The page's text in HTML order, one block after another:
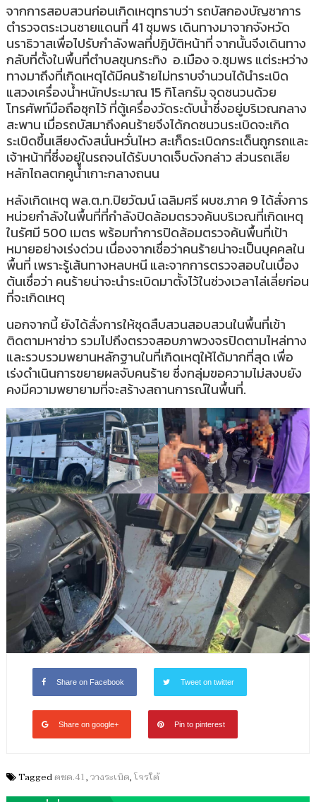
จากการสอบสวนก่อนเกิดเหตุทราบว่า รถบัสกองบัญชาการ
ตำรวจตระเวนชายแดนที่ 41 ชุมพร เดินทางมาจากจังหวัด
นราธิวาสเพื่อไปรับกำลังพลที่ปฎิบัติหน้าที่ จากนั้นจึงเดินทาง
กลับที่ตั้งในพื้นที่ตำบลขุนกระทิง อ.เมือง จ.ชุมพร แต่ระหว่าง
ทางมาถึงที่เกิดเหตุได้มีคนร้ายไม่ทราบจำนวนได้นำระเบิด
แสวงเครื่องน้ำหนักประมาณ 15 กิโลกรัม จุดชนวนด้วย
โทรศัพท์มือถือซุกไว้ ที่ตู้เครื่องวัดระดับน้ำซึ่งอยู่บริเวณกลาง
สะพาน เมื่อรถบัสมาถึงคนร้ายจึงได้กดชนวนระเบิดจะเกิด
ระเบิดขึ้นเสียงดังสนั่นหวั่นไหว สะเก็ดระเบิดกระเด็นถูกรถและ
เจ้าหน้าที่ซึ่งอยู่ในรถจนได้รับบาดเจ็บดังกล่าว ส่วนรถเสีย
หลักไถลตกคูน้ำเกาะกลางถนน
หลังเกิดเหตุ พล.ต.ท.ปิยวัฒน์ เฉลิมศรี ผบช.ภาค 9 ได้สั่งการ
หน่วยกำลังในพื้นที่ที่กำลังปิดล้อมตรวจค้นบริเวณที่เกิดเหตุ
ในรัศมี 500 เมตร พร้อมทำการปิดล้อมตรวจค้นพื้นที่เป้า
หมายอย่างเร่งด่วน เนื่องจากเชื่อว่าคนร้ายน่าจะเป็นบุคคลใน
พื้นที่ เพราะรู้เส้นทางหลบหนี และจากการตรวจสอบในเบื้อง
ต้นเชื่อว่า คนร้ายน่าจะนำระเบิดมาตั้งไว้ในช่วงเวลาไล่เลี่ยก่อน
ที่จะเกิดเหตุ
นอกจากนี้ ยังได้สั่งการให้ชุดสืบสวนสอบสวนในพื้นที่เข้า
ติดตามหาข่าว รวมไปถึงตรวจสอบภาพวงจรปิดตามไหล่ทาง
และรวบรวมพยานหลักฐานในที่เกิดเหตุให้ได้มากที่สุด เพื่อ
เร่งดำเนินการขยายผลจับคนร้าย ซึ่งกลุ่มขอความไม่สงบยัง
คงมีความพยายามที่จะสร้างสถานการณ์ในพื้นที่.
Share on Facebook Tweet on twitter
Share on google+ Pin to pinterest
Taggedตชด.41,วางระเบิด,โจรใต้